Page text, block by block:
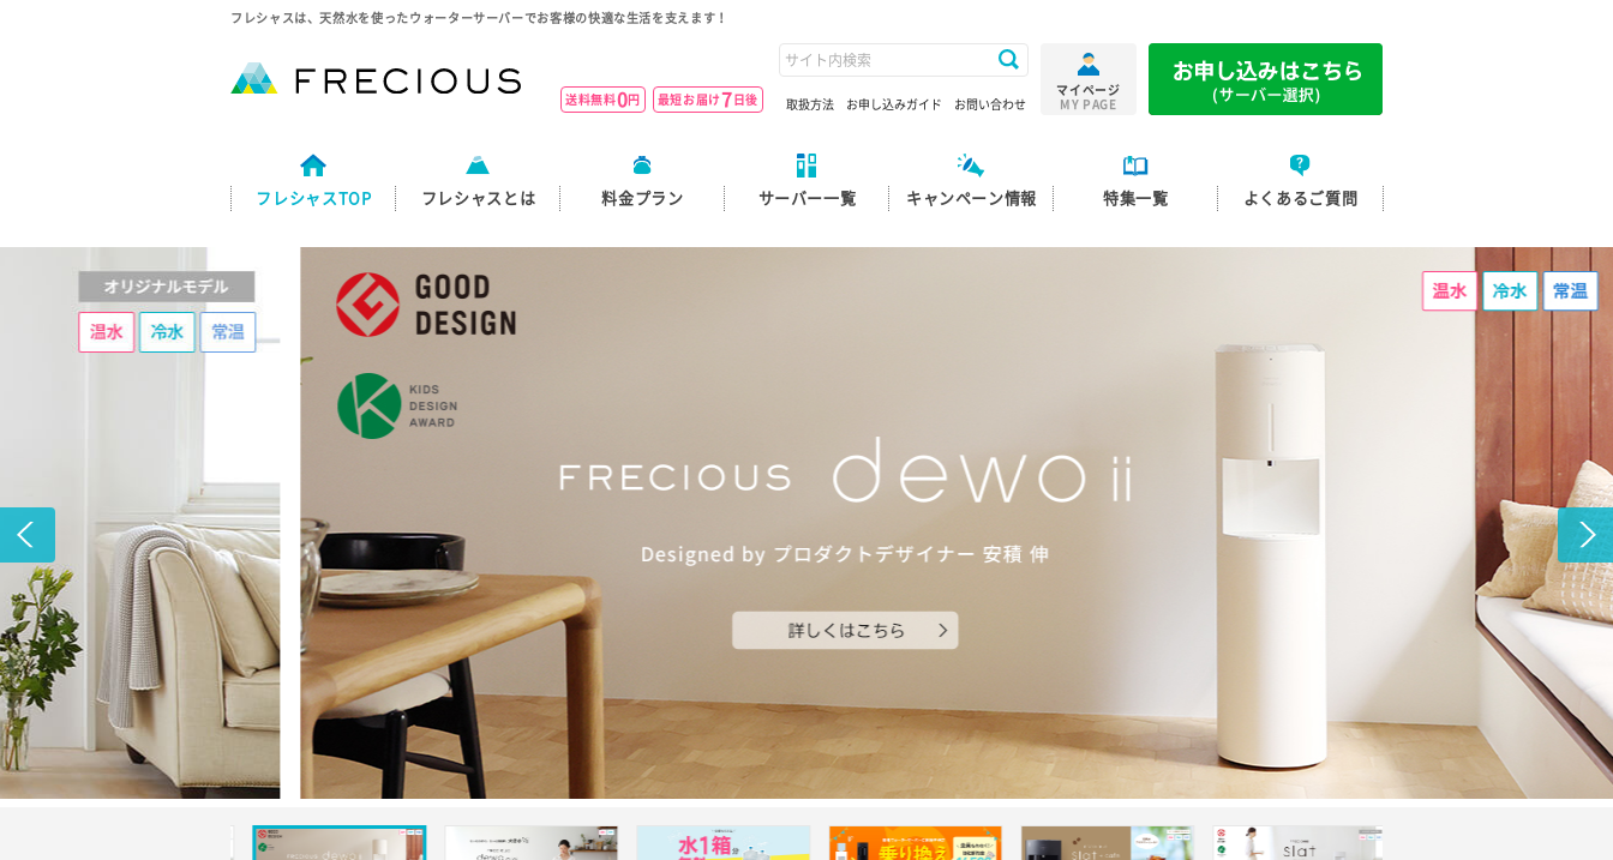
フレシャスは、天然水を使ったウォーターサーバーでお客様の快適な生活を支えます！
送料無料0円 最短お届け7 日後 取扱方法 お申し込みガイド お問い合わせ
マイページ
MY PAGE
フレシャスTOP フレシャスとは 料金プラン サーバー一覧 キャンペーン情報 特集一覧 よくあるご質問